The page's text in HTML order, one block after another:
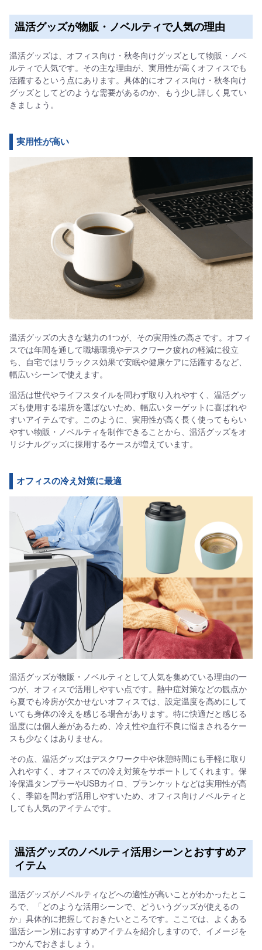
温活グッズが物販・ノベルティで人気の理由
温活グッズは、オフィス向け・秋冬向けグッズとして物販・ノベ
ルティで人気です。その主な理由が、実用性が高くオフィスでも
活躍するという点にあります。具体的にオフィス向け・秋冬向け
グッズとしてどのような需要があるのか、もう少し詳しく見てい
きましょう。
実用性が高い
温活グッズの大きな魅力の1つが、その実用性の高さです。オフィ
スでは年間を通して職場環境やデスクワーク疲れの軽減に役立
ち、自宅ではリラックス効果で安眠や健康ケアに活躍するなど、
幅広いシーンで使えます。
温活は世代やライフスタイルを問わず取り入れやすく、温活グッ
ズも使用する場所を選ばないため、幅広いターゲットに喜ばれや
すいアイテムです。このように、実用性が高く長く使ってもらい
やすい物販・ノベルティを制作できることから、温活グッズをオ
リジナルグッズに採用するケースが増えています。
オフィスの冷え対策に最適
温活グッズが物販・ノベルティとして人気を集めている理由の一
つが、オフィスで活用しやすい点です。熱中症対策などの観点か
ら夏でも冷房が欠かせないオフィスでは、設定温度を高めにして
いても身体の冷えを感じる場合があります。特に快適だと感じる
温度には個人差があるため、冷え性や血行不良に悩まされるケー
スも少なくはありません。
その点、温活グッズはデスクワーク中や休憩時間にも手軽に取り
入れやすく、オフィスでの冷え対策をサポートしてくれます。保
冷保温タンブラーやUSBカイロ、ブランケットなどは実用性が高
く、季節を問わず活用しやすいため、オフィス向けノベルティと
しても人気のアイテムです。
温活グッズのノベルティ活用シーンとおすすめア
イテム
温活グッズがノベルティなどへの適性が高いことがわかったとこ
ろで、「どのような活用シーンで、どういうグッズが使えるの
か」具体的に把握しておきたいところです。ここでは、よくある
温活シーン別におすすめアイテムを紹介しますので、イメージを
つかんでおきましょう。